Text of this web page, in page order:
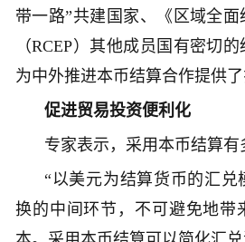
带一路”共建国家、《区域全面
（RCEP）其他成员国有密切
为中外推进本币结算合作提供了
促进贸易投资便利化
专家表示，采用本币结算有
“以美元为结算货币的汇兑
换的中间环节，不可避免地带